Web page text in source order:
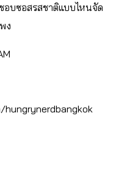
อบซอสรสชาติแบบไหนจัด
ง